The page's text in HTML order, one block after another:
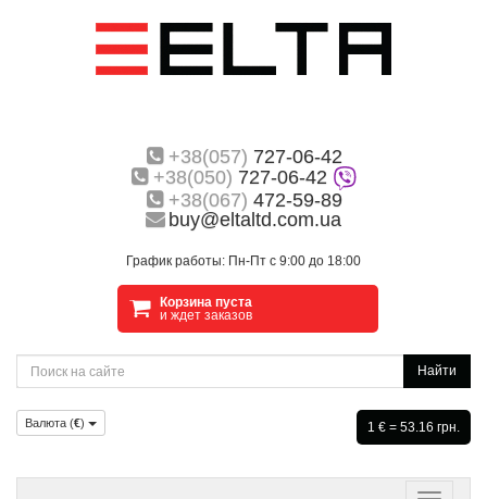
+38(057) 727-06-42
+38(050) 727-06-42
+38(067) 472-59-89
buy@eltaltd.com.ua
График работы: Пн-Пт с 9:00 до 18:00
Корзина пуста
и ждет заказов
Найти
Валюта (€) 1 € = 53.16 грн.